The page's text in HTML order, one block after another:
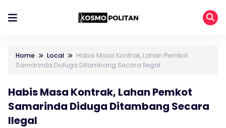
Home Local
Habis Masa Kontrak, Lahan Pemkot
Samarinda Diduga Ditambang Secara Ilegal
Habis Masa Kontrak, Lahan Pemkot
Samarinda Diduga Ditambang Secara
Ilegal